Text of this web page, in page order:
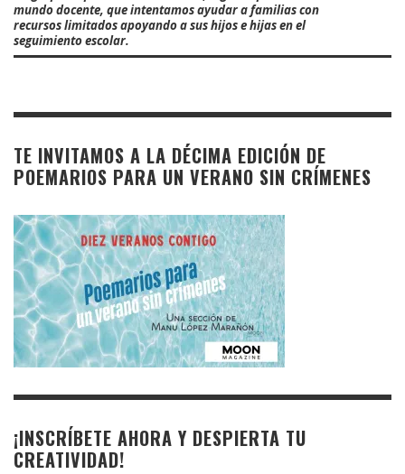
mundo docente, que intentamos ayudar a familias con
recursos limitados apoyando a sus hijos e hijas en el
seguimiento escolar.
TE INVITAMOS A LA DÉCIMA EDICIÓN DE
POEMARIOS PARA UN VERANO SIN CRÍMENES
¡INSCRÍBETE AHORA Y DESPIERTA TU
CREATIVIDAD!